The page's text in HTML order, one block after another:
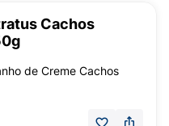
Cachos
de Creme Cachos